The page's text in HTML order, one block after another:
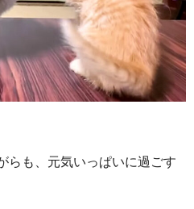
らも、元気いっぱいに過ごす